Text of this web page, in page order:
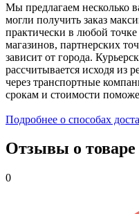
Мы предлагаем несколько
могли получить заказ
практически в любой
магазинов, партнерских
зависит от города.
рассчитывается исходя из
через транспортные
срокам и стоимости
Подробнее о способах
Отзывы о товаре
0